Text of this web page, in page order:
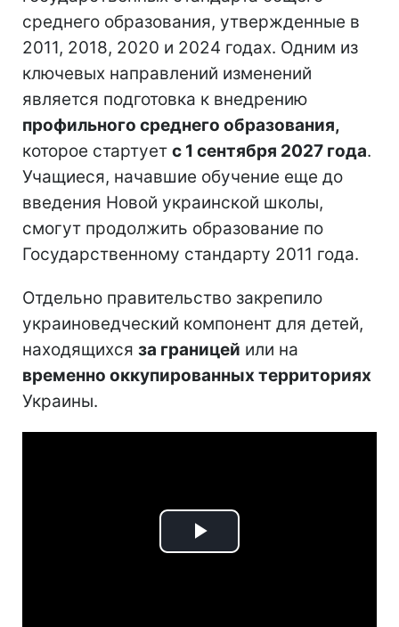
среднего образования, утвержденные в
2011, 2018, 2020 и 2024 годах. Одним из
ключевых направлений изменений
является подготовка к внедрению
профильного среднего образования,
которое стартует с 1 сентября 2027 года.
Учащиеся, начавшие обучение еще до
введения Новой украинской школы,
смогут продолжить образование по
Государственному стандарту 2011 года.
Отдельно правительство закрепило
украиноведческий компонент для детей,
находящихся за границей или на
временно оккупированных территориях
Украины.
Play